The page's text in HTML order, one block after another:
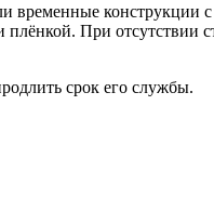
временные конструкции с
При отсутствии
срок его службы.